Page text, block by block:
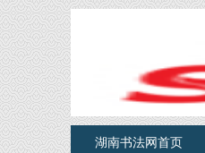
湖南书法网首页